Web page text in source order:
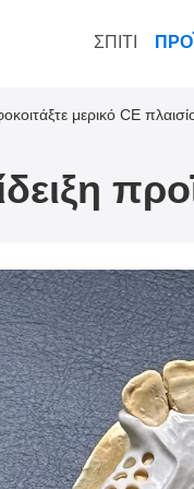
ΣΠΊΤΙ
μερικό CE